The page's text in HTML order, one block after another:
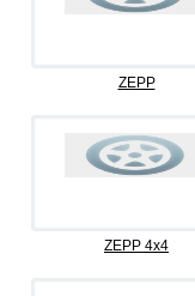
ZEPP
ZEPP 4х4